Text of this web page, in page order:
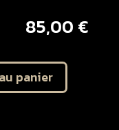
85,00 €
panier